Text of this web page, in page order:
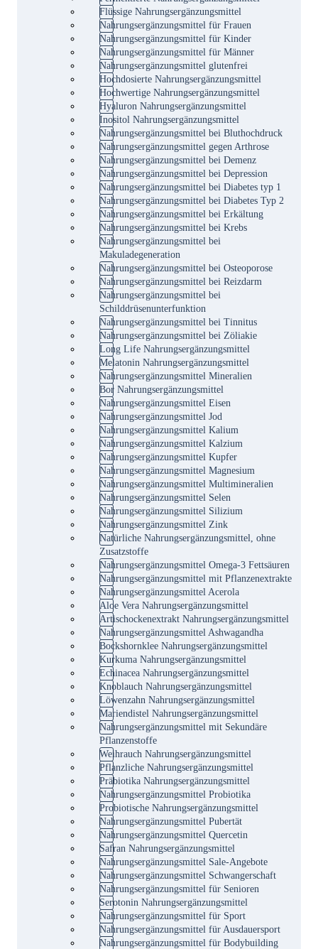
Flüssige Nahrungsergänzungsmittel
Nahrungsergänzungsmittel für Frauen
Nahrungsergänzungsmittel für Kinder
Nahrungsergänzungsmittel für Männer
Nahrungsergänzungsmittel glutenfrei
Hochdosierte Nahrungsergänzungsmittel
Hochwertige Nahrungsergänzungsmittel
Hyaluron Nahrungsergänzungsmittel
Inositol Nahrungsergänzungsmittel
Nahrungsergänzungsmittel bei Bluthochdruck
Nahrungsergänzungsmittel gegen Arthrose
Nahrungsergänzungsmittel bei Demenz
Nahrungsergänzungsmittel bei Depression
Nahrungsergänzungsmittel bei Diabetes typ 1
Nahrungsergänzungsmittel bei Diabetes Typ 2
Nahrungsergänzungsmittel bei Erkältung
Nahrungsergänzungsmittel bei Krebs
Nahrungsergänzungsmittel bei
Makuladegeneration
Nahrungsergänzungsmittel bei Osteoporose
Nahrungsergänzungsmittel bei Reizdarm
Nahrungsergänzungsmittel bei
Schilddrüsenunterfunktion
Nahrungsergänzungsmittel bei Tinnitus
Nahrungsergänzungsmittel bei Zöliakie
Long Life Nahrungsergänzungsmittel
Melatonin Nahrungsergänzungsmittel
Nahrungsergänzungsmittel Mineralien
Bor Nahrungsergänzungsmittel
Nahrungsergänzungsmittel Eisen
Nahrungsergänzungsmittel Jod
Nahrungsergänzungsmittel Kalium
Nahrungsergänzungsmittel Kalzium
Nahrungsergänzungsmittel Kupfer
Nahrungsergänzungsmittel Magnesium
Nahrungsergänzungsmittel Multimineralien
Nahrungsergänzungsmittel Selen
Nahrungsergänzungsmittel Silizium
Nahrungsergänzungsmittel Zink
Natürliche Nahrungsergänzungsmittel, ohne
Zusatzstoffe
Nahrungsergänzungsmittel Omega-3 Fettsäuren
Nahrungsergänzungsmittel mit Pflanzenextrakte
Nahrungsergänzungsmittel Acerola
Aloe Vera Nahrungsergänzungsmittel
Artischockenextrakt Nahrungsergänzungsmittel
Nahrungsergänzungsmittel Ashwagandha
Bockshornklee Nahrungsergänzungsmittel
Kurkuma Nahrungsergänzungsmittel
Echinacea Nahrungsergänzungsmittel
Knoblauch Nahrungsergänzungsmittel
Löwenzahn Nahrungsergänzungsmittel
Mariendistel Nahrungsergänzungsmittel
Nahrungsergänzungsmittel mit Sekundäre
Pflanzenstoffe
Weihrauch Nahrungsergänzungsmittel
Pflanzliche Nahrungsergänzungsmittel
Präbiotika Nahrungsergänzungsmittel
Nahrungsergänzungsmittel Probiotika
Probiotische Nahrungsergänzungsmittel
Nahrungsergänzungsmittel Pubertät
Nahrungsergänzungsmittel Quercetin
Safran Nahrungsergänzungsmittel
Nahrungsergänzungsmittel Sale-Angebote
Nahrungsergänzungsmittel Schwangerschaft
Nahrungsergänzungsmittel für Senioren
Serotonin Nahrungsergänzungsmittel
Nahrungsergänzungsmittel für Sport
Nahrungsergänzungsmittel für Ausdauersport
Nahrungsergänzungsmittel für Bodybuilding